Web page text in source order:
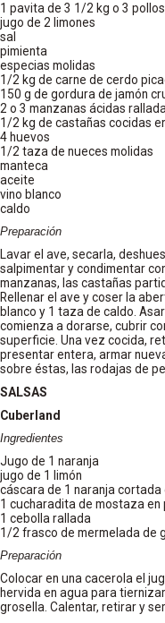
1 pavita de 3 1/2 kg o 3
jugo de 2 limones
sal
pimienta
especias molidas
1/2 kg de carne de cerdo
150 g de gordura de jamón
2 o 3 manzanas ácidas
1/2 kg de castañas cocidas
4 huevos
1/2 taza de nueces molidas
manteca
aceite
vino blanco
caldo
Preparación
Lavar el ave, secarla,
salpimentar y condimentar
manzanas, las castañas
Rellenar el ave y coser la
blanco y 1 taza de caldo.
comienza a dorarse, cubrir
superficie. Una vez cocida,
presentar entera, armar
sobre éstas, las rodajas de
SALSAS
Cuberland
Ingredientes
Jugo de 1 naranja
jugo de 1 limón
cáscara de 1 naranja cortada
1 cucharadita de mostaza en
1 cebolla rallada
1/2 frasco de mermelada de
Preparación
Colocar en una cacerola el
hervida en agua para
grosella. Calentar, retirar y